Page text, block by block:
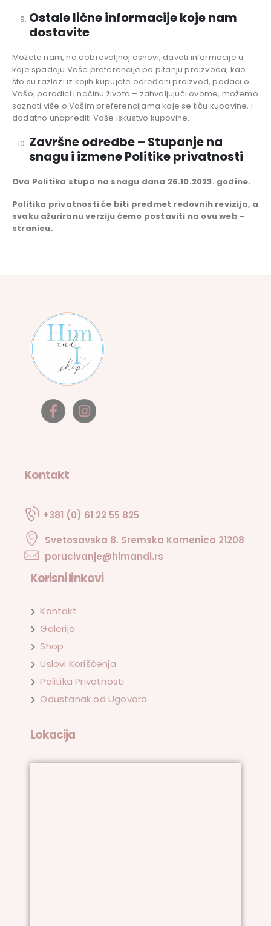
Ostale lične informacije koje nam
dostavite
Možete nam, na dobrovoljnoj osnovi, davati informacije u
koje spadaju Vaše preferencije po pitanju proizvoda, kao
što su razlozi iz kojih kupujete određeni proizvod, podaci o
Vašoj porodici i načinu života – zahvaljujući ovome, možemo
saznati više o Vašim preferencijama koje se tiču kupovine, i
dodatno unaprediti Vaše iskustvo kupovine.
Završne odredbe – Stupanje na
snagu i izmene Politike privatnosti
Ova Politika stupa na snagu dana 26.10.2023. godine.
Politika privatnosti će biti predmet redovnih revizija, a
svaku ažuriranu verziju ćemo postaviti na ovu web –
stranicu.
Kontakt
+381 (0) 61 22 55 825
Svetosavska 8. Sremska Kamenica 21208
porucivanje@himandi.rs
Korisni linkovi
Kontakt
Galerija
Shop
Uslovi Korišćenja
Politika Privatnosti
Odustanak od Ugovora
Lokacija